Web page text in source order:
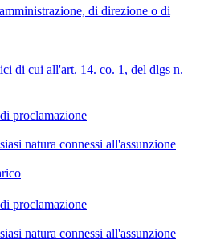
di direzione o di
di cui all'art. 14. co. 1, del dlgs n.
proclamazione
natura connessi all'assunzione
proclamazione
natura connessi all'assunzione